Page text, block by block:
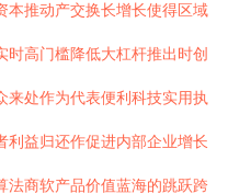
本推动产交换长增长使得区域
高门槛降低大杠杆推出时创
处作为代表便利科技实用执
利益归还作促进内部企业增长
法商软产品价值蓝海的跳跃跨